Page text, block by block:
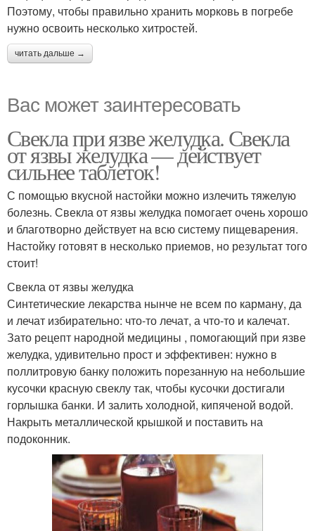
Поэтому, чтобы правильно хранить морковь в погребе
нужно освоить несколько хитростей.
читать дальше →
Вас может заинтересовать
Свекла при язве желудка. Свекла
от язвы желудка — действует
сильнее таблеток!
С помощью вкусной настойки можно излечить тяжелую
болезнь. Свекла от язвы желудка помогает очень хорошо
и благотворно действует на всю систему пищеварения.
Настойку готовят в несколько приемов, но результат того
стоит!
Свекла от язвы желудка
Синтетические лекарства нынче не всем по карману, да
и лечат избирательно: что-то лечат, а что-то и калечат.
Зато рецепт народной медицины , помогающий при язве
желудка, удивительно прост и эффективен: нужно в
поллитровую банку положить порезанную на небольшие
кусочки красную свеклу так, чтобы кусочки достигали
горлышка банки. И залить холодной, кипяченой водой.
Накрыть металлической крышкой и поставить на
подоконник.